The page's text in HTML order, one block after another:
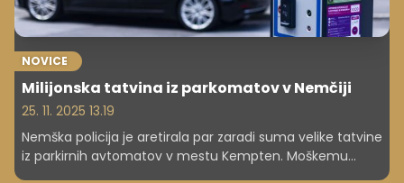
NOVICE
Milijonska tatvina iz parkomatov v Nemčiji
25. 11. 2025 13.19
Nemška policija je aretirala par zaradi suma velike tatvine
iz parkirnih avtomatov v mestu Kempten. Moškemu